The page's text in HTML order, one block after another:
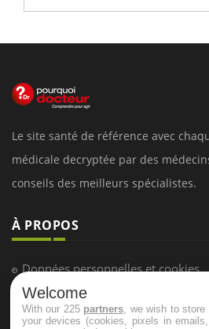
Le site santé de référence avec
médicale decryptée par des
conseils des meilleurs spécialistes.
À PROPOS
Données personnelles et cookies
Qui sommes-nous
Conditions d'utilisation
Welcome
With our 225 partners , we wish to
your devices (cookies, pixels in